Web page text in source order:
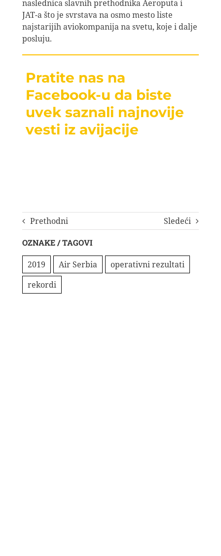
naslednica slavnih prethodnika Aeroputa i
JAT-a što je svrstava na osmo mesto liste
najstarijih aviokompanija na svetu, koje i dalje
posluju.
Pratite nas na
Facebook-u da biste
uvek saznali najnovije
vesti iz avijacije
Prethodni Sledeći
OZNAKE / TAGOVI
2019 Air Serbia
operativni rezultati
rekordi